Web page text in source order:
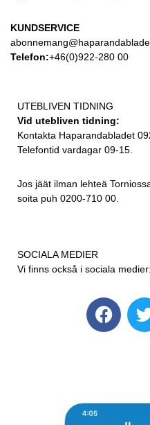
KUNDSERVICE
Telefon:+46(0)922-280 00
UTEBLIVEN TIDNING
Vid utebliven tidning:
Kontakta Haparandabladet
Telefontid vardagar 09-15.
Jos jäät ilman lehteä
soita puh 0200-710 00.
SOCIALA MEDIER
Vi finns också i sociala medier: